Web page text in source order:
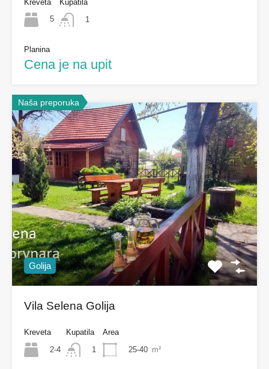
Kreveta
5
Kupatila
1
Planina
Cena je na upit
Naša preporuka
Golija
Vila Selena Golija
Kreveta
2-4
Kupatila
1
Area
25-40 m²